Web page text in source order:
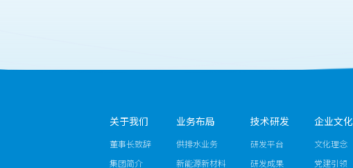
关于我们
董事长致辞
集团简介
业务布局
供排水业务
新能源新材料
技术研发
研发平台
研发成果
企业文化
文化理念
党建引领